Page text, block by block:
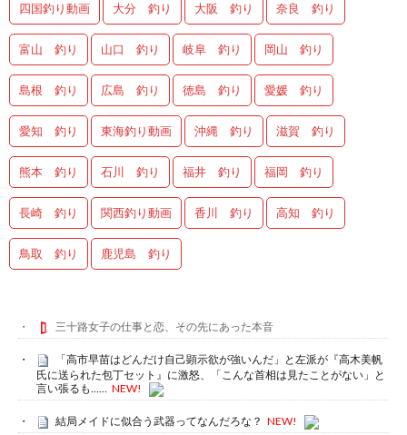
四国釣り動画 大分 釣り 大阪 釣り 奈良 釣り
富山 釣り 山口 釣り 岐阜 釣り 岡山 釣り
島根 釣り 広島 釣り 徳島 釣り 愛媛 釣り
愛知 釣り 東海釣り動画 沖縄 釣り 滋賀 釣り
熊本 釣り 石川 釣り 福井 釣り 福岡 釣り
長崎 釣り 関西釣り動画 香川 釣り 高知 釣り
鳥取 釣り 鹿児島 釣り
三十路女子の仕事と恋、その先にあった本音
「高市早苗はどんだけ自己顕示欲が強いんだ」と左派が『高木美帆
氏に送られた包丁セット』に激怒、「こんな首相は見たことがない」と
言い張るも…… NEW!
結局メイドに似合う武器ってなんだろな？ NEW!